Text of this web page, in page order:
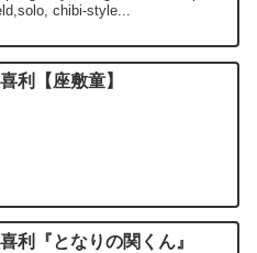
chibi-style...
利【座敷童】
利『となりの関くん』